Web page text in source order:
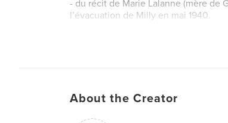
- du récit de Marie Lalanne (mère de
l’évacuation de Milly en mai 1940.
About the Creator